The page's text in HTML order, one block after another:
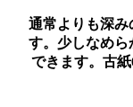
通常よりも深
す。少しなめら
できます。古